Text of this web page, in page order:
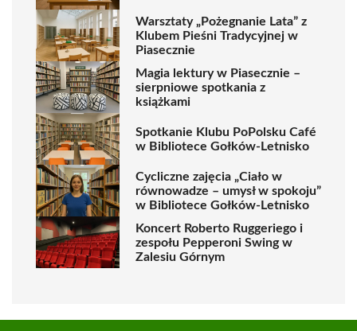
Warsztaty „Pożegnanie Lata” z
Klubem Pieśni Tradycyjnej w
Piasecznie
Magia lektury w Piasecznie –
sierpniowe spotkania z
książkami
Spotkanie Klubu PoPolsku Café
w Bibliotece Gołków-Letnisko
Cycliczne zajęcia „Ciało w
równowadze – umysł w spokoju”
w Bibliotece Gołków-Letnisko
Koncert Roberto Ruggeriego i
zespołu Pepperoni Swing w
Zalesiu Górnym